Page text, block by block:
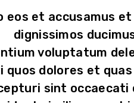
eos et accusamus
dignissimos
voluptatum
quos dolores et
sint occaecati